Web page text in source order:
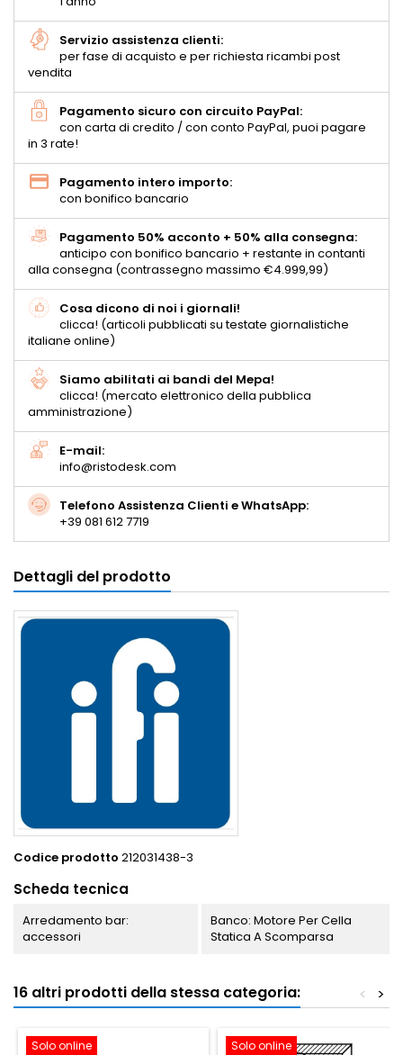
Servizio assistenza clienti:
per fase di acquisto e per richiesta ricambi post
vendita
Pagamento sicuro con circuito PayPal:
con carta di credito / con conto PayPal, puoi pagare
in 3 rate!
Pagamento intero importo:
con bonifico bancario
Pagamento 50% acconto + 50% alla consegna:
anticipo con bonifico bancario + restante in contanti
alla consegna (contrassegno massimo €4.999,99)
Cosa dicono di noi i giornali!
clicca! (articoli pubblicati su testate giornalistiche
italiane online)
Siamo abilitati ai bandi del Mepa!
clicca! (mercato elettronico della pubblica
amministrazione)
E-mail:
info@ristodesk.com
Telefono Assistenza Clienti e WhatsApp:
+39 081 612 7719
Dettagli del prodotto
Codice prodotto 212031438-3
Scheda tecnica
Arredamento bar:
accessori
Banco: Motore Per Cella
Statica A Scomparsa
16 altri prodotti della stessa categoria: >
<
Solo online
Solo online